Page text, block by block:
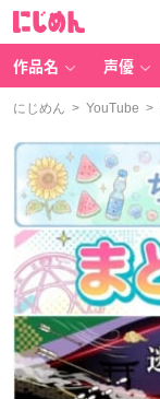
作品名 声優
にじめん > YouTube >